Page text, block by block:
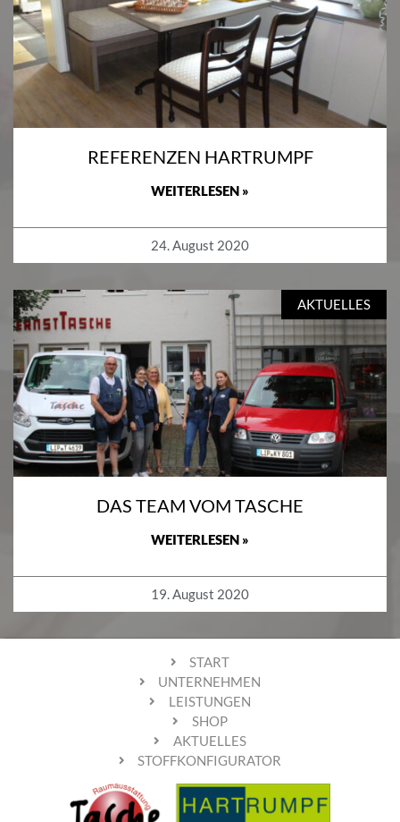
REFERENZEN HARTRUMPF
WEITERLESEN »
24. August 2020
AKTUELLES
DAS TEAM VOM TASCHE
WEITERLESEN »
19. August 2020
START
UNTERNEHMEN
LEISTUNGEN
SHOP
AKTUELLES
STOFFKONFIGURATOR